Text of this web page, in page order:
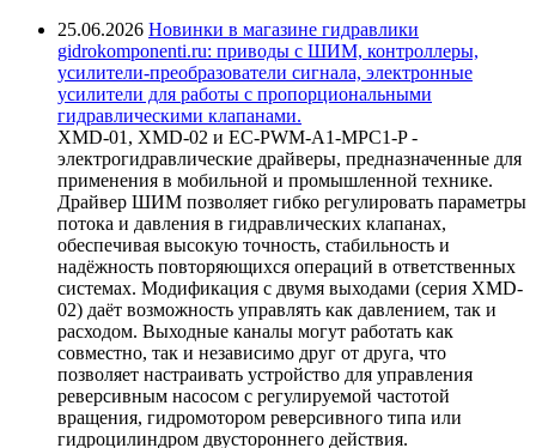
25.06.2026 Новинки в магазине гидравлики
gidrokomponenti.ru: приводы с ШИМ, контроллеры,
усилители-преобразователи сигнала, электронные
усилители для работы с пропорциональными
гидравлическими клапанами.
XMD-01, XMD-02 и EC-PWM-A1-MPC1-P -
электрогидравлические драйверы, предназначенные для
применения в мобильной и промышленной технике.
Драйвер ШИМ позволяет гибко регулировать параметры
потока и давления в гидравлических клапанах,
обеспечивая высокую точность, стабильность и
надёжность повторяющихся операций в ответственных
системах. Модификация с двумя выходами (серия XMD-
02) даёт возможность управлять как давлением, так и
расходом. Выходные каналы могут работать как
совместно, так и независимо друг от друга, что
позволяет настраивать устройство для управления
реверсивным насосом с регулируемой частотой
вращения, гидромотором реверсивного типа или
гидроцилиндром двустороннего действия.